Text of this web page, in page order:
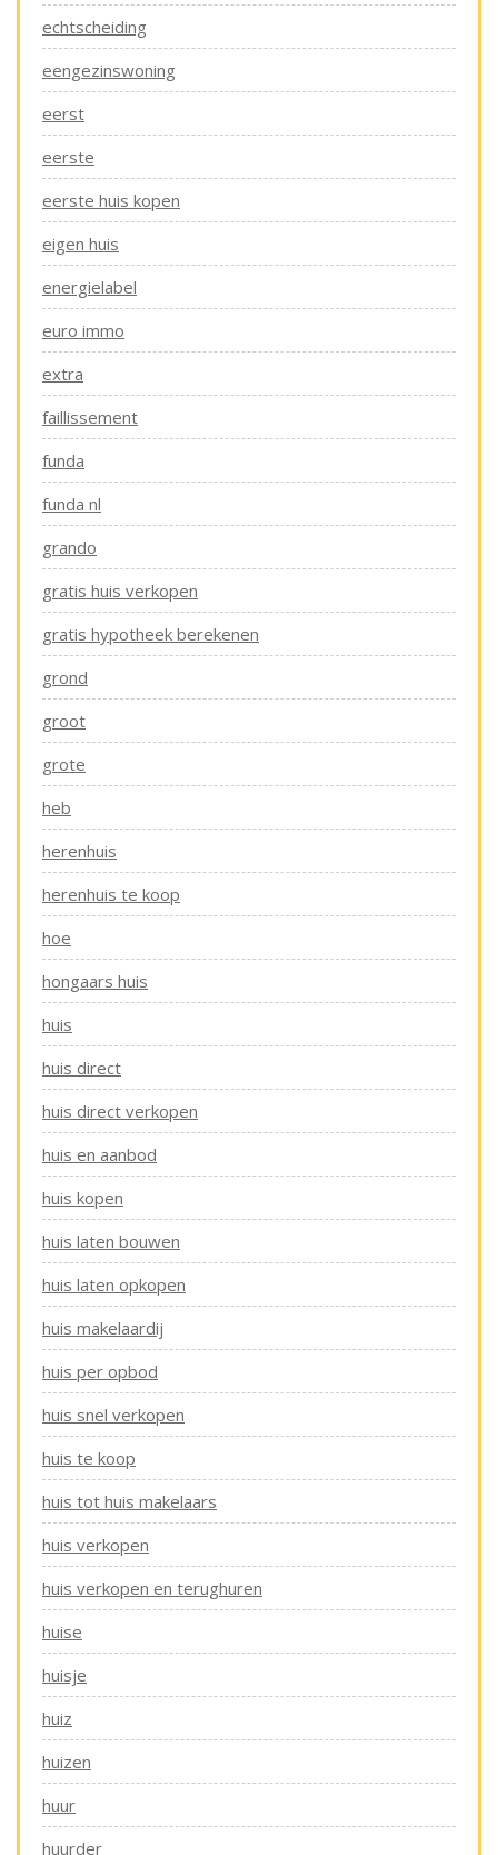
echtscheiding
eengezinswoning
eerst
eerste
eerste huis kopen
eigen huis
energielabel
euro immo
extra
faillissement
funda
funda nl
grando
gratis huis verkopen
gratis hypotheek berekenen
grond
groot
grote
heb
herenhuis
herenhuis te koop
hoe
hongaars huis
huis
huis direct
huis direct verkopen
huis en aanbod
huis kopen
huis laten bouwen
huis laten opkopen
huis makelaardij
huis per opbod
huis snel verkopen
huis te koop
huis tot huis makelaars
huis verkopen
huis verkopen en terughuren
huise
huisje
huiz
huizen
huur
huurder